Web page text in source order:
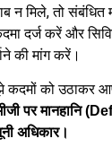
न मिले, तो संबंधित
दर्ज करें और
की मांग करें।
को उठाकर
पर मानहानि
अधिकार।